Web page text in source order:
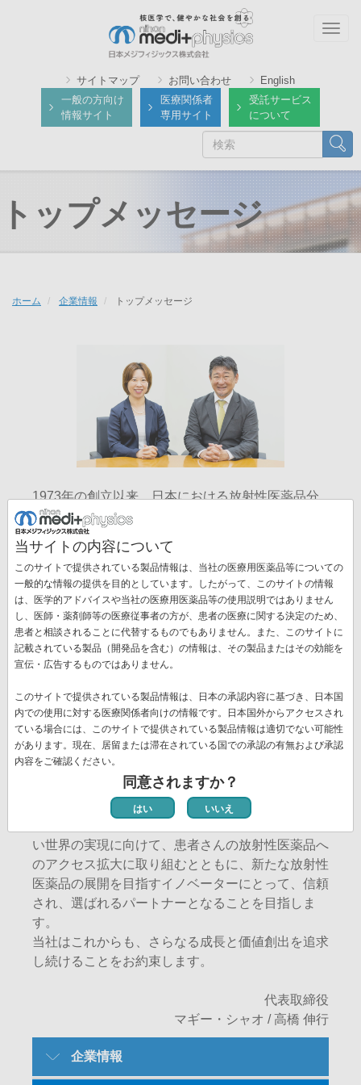
動
サイトマップ お問い合わせ
English
一般の方向け
情報サイト
医療関係者
専用サイト
受託サービス
について
検索
トップメッセージ
ホーム 企業情報 トップメッセージ
1973年の創立以来、日本における放射性医薬品分
野のリーディングカンパニーとして歩んできた当社
は、2025年にGEヘルスケアグループの一員となり
ました。「核医学で健やかな社会を創る」という使
命のもと、日本で培ってきた確かな実績と専門性
に、GEヘルスケアのグローバルなイノベーション
の歴史、そして長年にわたり画像診断剤の提供を通
じて世界中の患者さんを支えてきた知見と経験が加
わることで、当社はこれまで以上に大きな価値を提
供できると確信しています。
GEヘルスケアの診断用医薬品（Pharmaceutical
Diagnostics：PDx）部門は、放射性医薬品と造影
剤という2つの強力な事業を通じて、世界中の医療
従事者と患者さんに貢献しており、その製品は世界
で毎秒約4件の頻度で使用されています。当社はそ
の一員として、日本に根差した高い専門性を基盤
に、日本だけでなくアジア地域の患者さんの健康に
い世界の実現に向けて、患者さんの放射性医薬品へ
のアクセス拡大に取り組むとともに、新たな放射性
医薬品の展開を目指すイノベーターにとって、信頼
され、選ばれるパートナーとなることを目指しま
す。
当社はこれからも、さらなる成長と価値創出を追求
し続けることをお約束します。
代表取締役
マギー・シャオ / 高橋 伸行
Profile
企業情報
当サイトの内容について
このサイトで提供されている製品情報は、当社の医療用医薬品等についての
一般的な情報の提供を目的としています。したがって、このサイトの情報
は、医学的アドバイスや当社の医療用医薬品等の使用説明ではありません
し、医師・薬剤師等の医療従事者の方が、患者の医療に関する決定のため、
患者と相談されることに代替するものでもありません。また、このサイトに
記載されている製品（開発品を含む）の情報は、その製品またはその効能を
宣伝・広告するものではありません。
このサイトで提供されている製品情報は、日本の承認内容に基づき、日本国
内での使用に対する医療関係者向けの情報です。日本国外からアクセスされ
ている場合には、このサイトで提供されている製品情報は適切でない可能性
があります。現在、居留または滞在されている国での承認の有無および承認
内容をご確認ください。
同意されますか？
はい いいえ